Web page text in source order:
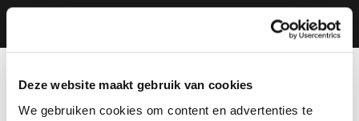
Deze website maakt gebruik van cookies
We gebruiken cookies om content en advertenties te